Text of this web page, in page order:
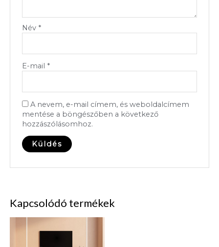
Név *
E-mail *
A nevem, e-mail címem, és weboldalcímem
mentése a böngészőben a következő
hozzászólásomhoz.
Kapcsolódó termékek